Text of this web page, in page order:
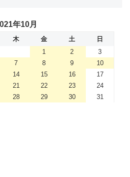
年10月
木 金 土
日
1
2
3
7 8 9
10
14 15 16
17
21 22 23
24
28 29 30 31